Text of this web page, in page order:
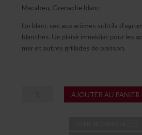
Macabeu, Grenache blanc
Un blanc sec aux arômes subtils
blanches. Un plaisir immédiat pour les
mer et autres grillades de poisson.
AJOUTER AU PANIER